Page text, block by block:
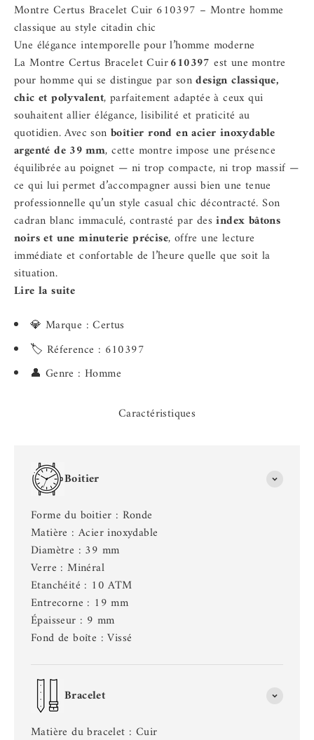
Montre Certus Bracelet Cuir 610397 – Montre homme
classique au style citadin chic
Une élégance intemporelle pour l’homme moderne
La Montre Certus Bracelet Cuir610397 est une montre
pour homme qui se distingue par sondesign classique,
chic et polyvalent, parfaitement adaptée à ceux qui
souhaitent allier élégance, lisibilité et praticité au
quotidien. Avec sonboîtier rond en acier inoxydable
argenté de 39 mm, cette montre impose une présence
équilibrée au poignet — ni trop compacte, ni trop massif —
ce qui lui permet d’accompagner aussi bien une tenue
professionnelle qu’un style casual chic décontracté. Son
cadran blanc immaculé, contrasté par desindex bâtons
noirs et une minuterie précise, offre une lecture
immédiate et confortable de l’heure quelle que soit la
situation.
Lire la suite
💎 Marque : Certus
🏷️ Réference : 610397
👤 Genre : Homme
Caractéristiques
Boitier
Forme du boitier : Ronde
Matière : Acier inoxydable
Diamètre : 39 mm
Verre : Minéral
Etanchéité : 10 ATM
Entrecorne : 19 mm
Épaisseur : 9 mm
Fond de boîte : Vissé
Bracelet
Matière du bracelet : Cuir